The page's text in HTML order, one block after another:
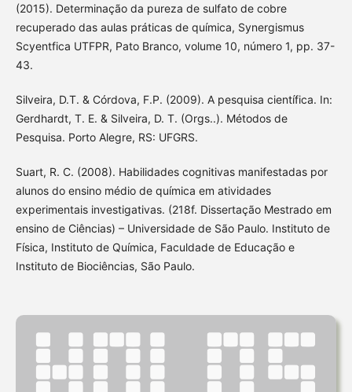
(2015). Determinação da pureza de sulfato de cobre
recuperado das aulas práticas de química, Synergismus
Scyentfica UTFPR, Pato Branco, volume 10, número 1, pp. 37-
43.
Silveira, D.T. & Córdova, F.P. (2009). A pesquisa científica. In:
Gerdhardt, T. E. & Silveira, D. T. (Orgs..). Métodos de
Pesquisa. Porto Alegre, RS: UFGRS.
Suart, R. C. (2008). Habilidades cognitivas manifestadas por
alunos do ensino médio de química em atividades
experimentais investigativas. (218f. Dissertação Mestrado em
ensino de Ciências) – Universidade de São Paulo. Instituto de
Física, Instituto de Química, Faculdade de Educação e
Instituto de Biociências, São Paulo.